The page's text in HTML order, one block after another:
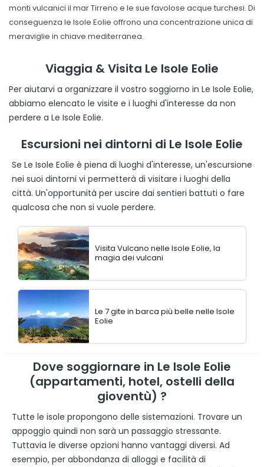
monti vulcanici il mar Tirreno e le sue favolose acque turchesi. Di
conseguenza le Isole Eolie offrono una concentrazione unica di
meraviglie in chiave mediterranea.
Viaggia & Visita Le Isole Eolie
Per aiutarvi a organizzare il vostro soggiorno in Le Isole Eolie,
abbiamo elencato le visite e i luoghi d'interesse da non
perdere a Le Isole Eolie.
Escursioni nei dintorni di Le Isole Eolie
Se Le Isole Eolie è piena di luoghi d'interesse, un'escursione
nei suoi dintorni vi permetterà di visitare i luoghi della
città. Un'opportunità per uscire dai sentieri battuti o fare
qualcosa che non si vuole perdere.
Visita Vulcano nelle Isole Eolie, la
magia dei vulcani
Le 7 gite in barca più belle nelle Isole
Eolie
Dove soggiornare in Le Isole Eolie
(appartamenti, hotel, ostelli della
gioventù) ?
Tutte le isole propongono delle sistemazioni. Trovare un
appoggio quindi non sarà un passaggio stressante.
Tuttavia le diverse opzioni hanno vantaggi diversi. Ad
esempio, per abbondanza di alloggi e facilità di